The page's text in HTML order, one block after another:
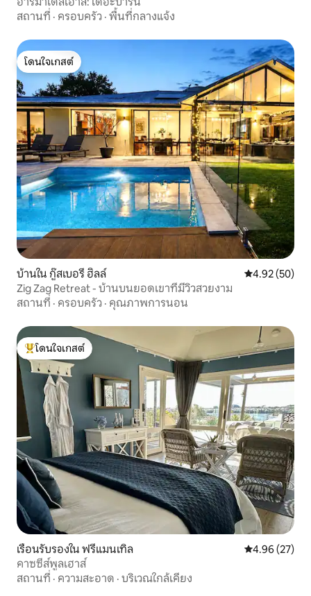
สถานที่ · ครอบครัว · พื้นที่กลางแจ้ง
โดนใจเกสต์
โดนใจเกสต์
บ้านใน กู๊สเบอรี ฮิลล์ คะแนนเฉลี่ย
4.92 (50)
Zig Zag Retreat - บ้านบนยอดเขาที่มีวิวสวยงาม
สถานที่ · ครอบครัว · คุณภาพการนอน
โดนใจเกสต์ที่สุด
โดนใจเกสต์
เรือนรับรองใน ฟรีแมนเทิล คะแนนเฉลี่ย
4.96 (27)
คาซซี่ส์พูลเฮาส์
สถานที่ · ความสะอาด · บริเวณใกล้เคียง